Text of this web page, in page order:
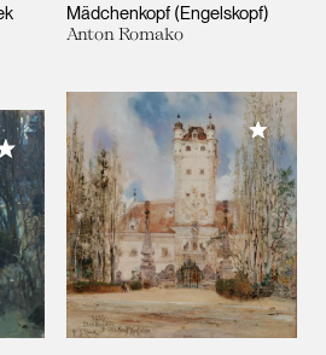
Mädchenkopf (Engelskopf)
Anton Romako
Meiner Sammlung hinzufügen
Meiner